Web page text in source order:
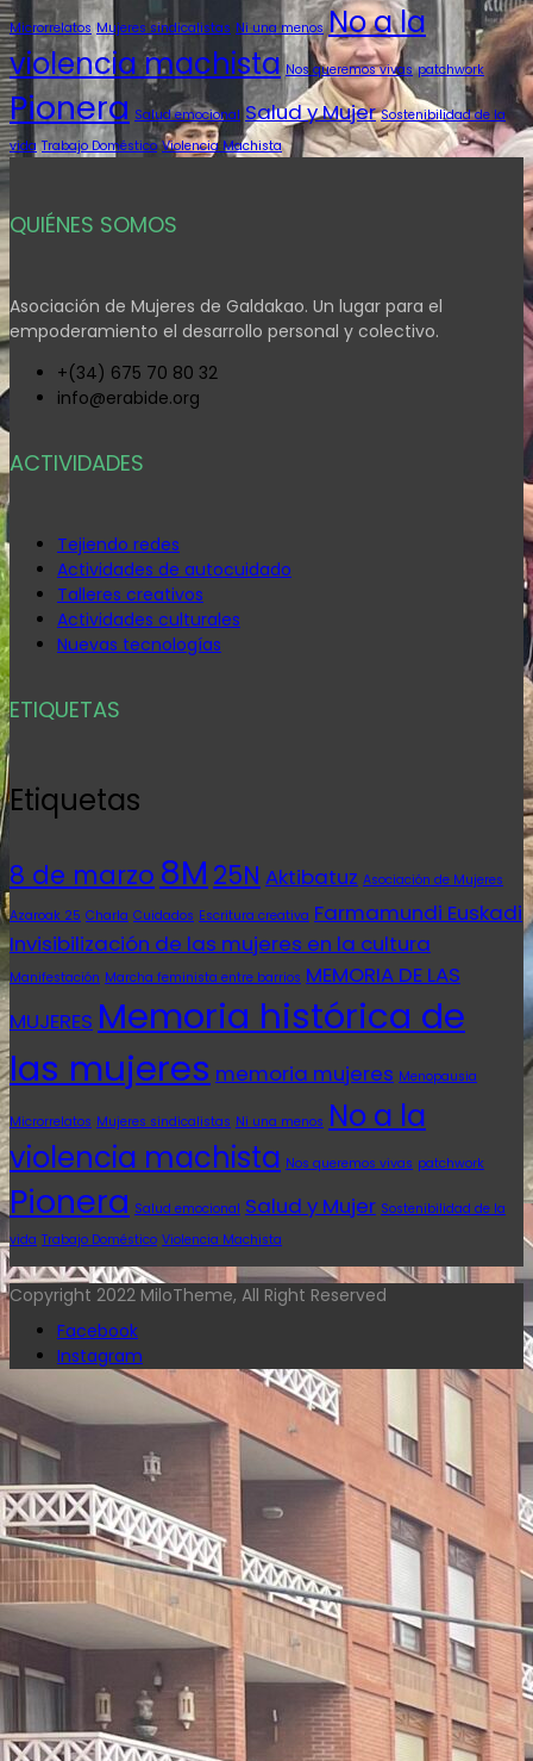
Microrrelatos Mujeres sindicalistas Ni una menos No a la
violencia machista Nos queremos vivas patchwork
Pionera Salud emocional Salud y Mujer Sostenibilidad de la
vida Trabajo Doméstico Violencia Machista
QUIÉNES SOMOS
Asociación de Mujeres de Galdakao. Un lugar para el
empoderamiento el desarrollo personal y colectivo.
+(34) 675 70 80 32
info@erabide.org
ACTIVIDADES
Tejiendo redes
Actividades de autocuidado
Talleres creativos
Actividades culturales
Nuevas tecnologías
ETIQUETAS
Etiquetas
8 de marzo 8M 25N Aktibatuz Asociación de Mujeres
Azaroak 25 Charla Cuidados Escritura creativa Farmamundi Euskadi
Invisibilización de las mujeres en la cultura
Manifestación Marcha feminista entre barrios MEMORIA DE LAS
MUJERES Memoria histórica de
las mujeres memoria mujeres Menopausia
Microrrelatos Mujeres sindicalistas Ni una menos No a la
violencia machista Nos queremos vivas patchwork
Pionera Salud emocional Salud y Mujer Sostenibilidad de la
vida Trabajo Doméstico Violencia Machista
Copyright 2022 MiloTheme, All Right Reserved
Facebook
Instagram